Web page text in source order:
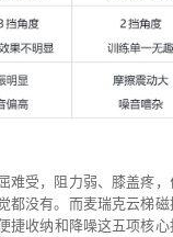
难受，阻力弱、膝盖疼，
都没有。而麦瑞克云梯磁
捷收纳和降噪这五项核心